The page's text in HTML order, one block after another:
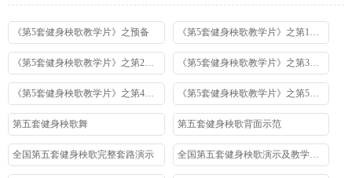
《第5套健身秧歌教学片》之预备 《第5套健身秧歌教学片》之第1段教学
《第5套健身秧歌教学片》之第2段教学 《第5套健身秧歌教学片》之第3段教学
《第5套健身秧歌教学片》之第4段教学 《第5套健身秧歌教学片》之第5段教学
第五套健身秧歌舞 第五套健身秧歌背面示范
全国第五套健身秧歌完整套路演示 全国第五套健身秧歌演示及教学全集